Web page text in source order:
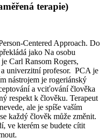
terapie)
Centered Approach. Do
jako Na osobu
Carl Ransom Rogers,
univerzitní profesor. PCA je
nástrojem je rogeriánský
a vciťování člověka
respekt k člověku. Terapeut
ale je spíše vaším
každý člověk může změnit.
ve kterém se budete cítit